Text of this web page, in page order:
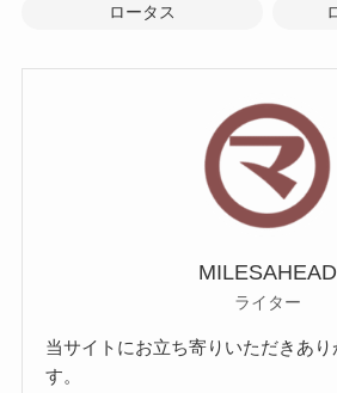
ロータス
MILESAHEAD
ライター
当サイトにお立ち寄りいただきあり
す。